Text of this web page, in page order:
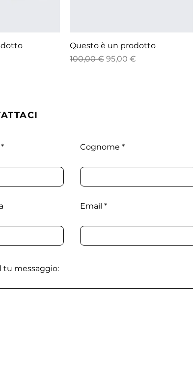
Questo è un prodotto
Prezzo regolare
100,00 € Prezzo scontato
95,00 €
Cognome
Email
tu messaggio: